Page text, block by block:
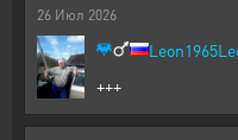
26 Июл 2026
+++